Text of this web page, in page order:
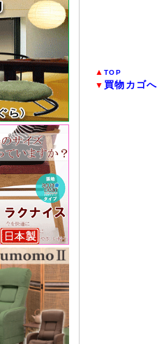
▲TOP
▼ 買物カゴへ